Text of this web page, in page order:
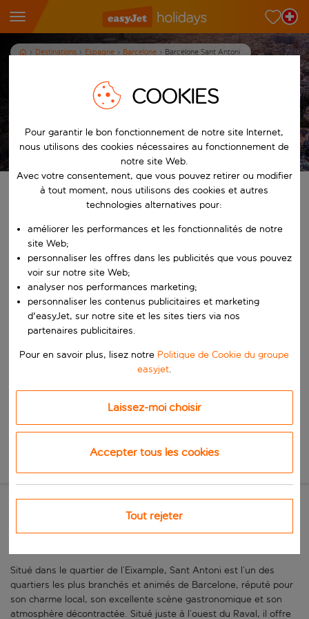
Destinations Espagne Barcelone Barcelone Sant Antoni
Visitez Barcelone Sant Antoni
Afficher les vacances
Les conditions générales s’appliquent
Trouvez votre séjour de rêve
Commencez à taper pour la saisie automatique. Lorsque les
À partir de
Commencez à taper pour la saisie automatique. Lorsque les
Vers
Choisissez une date de départ et une date de retour.
Quand
Rechercher
SANT ANTONI: UN QUARTIER DE
Situé dans le quartier de l’Eixample, Sant Antoni est l’un des
quartiers les plus branchés et animés de Barcelone, réputé pour
son charme local, son excellente scène gastronomique et son
atmosphère décontractée. Situé juste à l’ouest du Raval, il offre
COOKIES
Pour garantir le bon fonctionnement de notre site Internet,
nous utilisons des cookies nécessaires au fonctionnement de
notre site Web.
Avec votre consentement, que vous pouvez retirer ou modifier
à tout moment, nous utilisons des cookies et autres
technologies alternatives pour:
améliorer les performances et les fonctionnalités de notre
site Web;
personnaliser les offres dans les publicités que vous pouvez
voir sur notre site Web;
analyser nos performances marketing;
personnaliser les contenus publicitaires et marketing
d'easyJet, sur notre site et les sites tiers via nos
partenaires publicitaires.
Pour en savoir plus, lisez notre Politique de Cookie du groupe
easyjet.
Laissez-moi choisir
Accepter tous les cookies
Tout rejeter